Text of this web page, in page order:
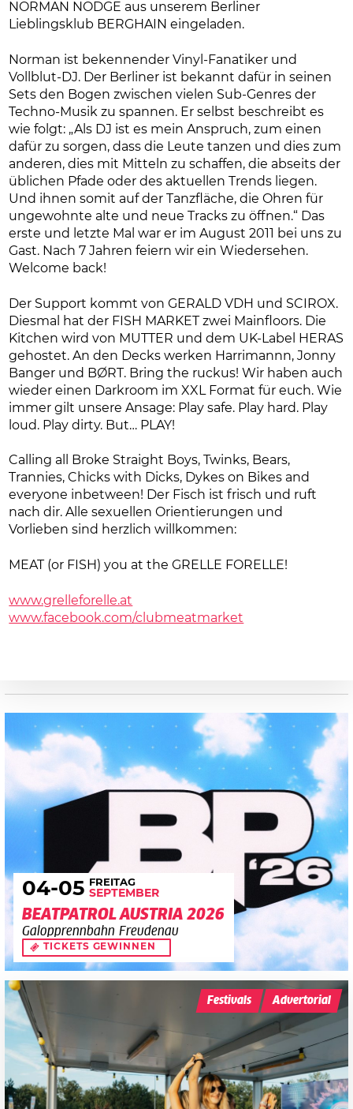
NORMAN NODGE aus unserem Berliner
Lieblingsklub BERGHAIN eingeladen.
Norman ist bekennender Vinyl-Fanatiker und
Vollblut-DJ. Der Berliner ist bekannt dafür in seinen
Sets den Bogen zwischen vielen Sub-Genres der
Techno-Musik zu spannen. Er selbst beschreibt es
wie folgt: „Als DJ ist es mein Anspruch, zum einen
dafür zu sorgen, dass die Leute tanzen und dies zum
anderen, dies mit Mitteln zu schaffen, die abseits der
üblichen Pfade oder des aktuellen Trends liegen.
Und ihnen somit auf der Tanzfläche, die Ohren für
ungewohnte alte und neue Tracks zu öffnen.“ Das
erste und letzte Mal war er im August 2011 bei uns zu
Gast. Nach 7 Jahren feiern wir ein Wiedersehen.
Welcome back!
Der Support kommt von GERALD VDH und SCIROX.
Diesmal hat der FISH MARKET zwei Mainfloors. Die
Kitchen wird von MUTTER und dem UK-Label HERAS
gehostet. An den Decks werken Harrimannn, Jonny
Banger und BØRT. Bring the ruckus! Wir haben auch
wieder einen Darkroom im XXL Format für euch. Wie
immer gilt unsere Ansage: Play safe. Play hard. Play
loud. Play dirty. But… PLAY!
Calling all Broke Straight Boys, Twinks, Bears,
Trannies, Chicks with Dicks, Dykes on Bikes and
everyone inbetween! Der Fisch ist frisch und ruft
nach dir. Alle sexuellen Orientierungen und
Vorlieben sind herzlich willkommen:
MEAT (or FISH) you at the GRELLE FORELLE!
www.grelleforelle.at
www.facebook.com/clubmeatmarket
04-05 FREITAG
SEPTEMBER
BEATPATROL AUSTRIA 2026
Galopprennbahn Freudenau
TICKETS GEWINNEN
Festivals Advertorial